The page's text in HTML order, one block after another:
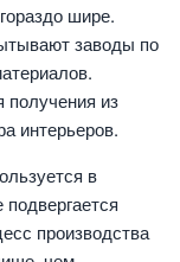
шире.
заводы по
получения из
интерьеров.
в
производства